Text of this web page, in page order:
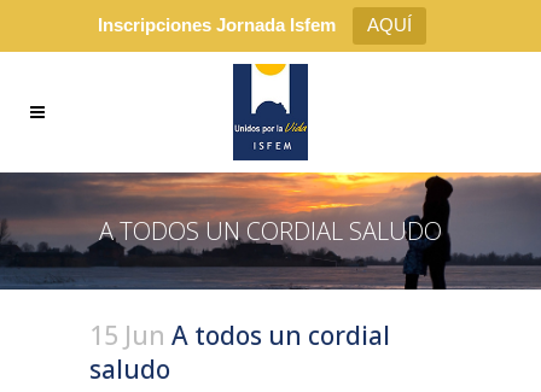
Inscripciones Jornada Isfem AQUÍ
A TODOS UN CORDIAL SALUDO
15 Jun A todos un cordial
saludo